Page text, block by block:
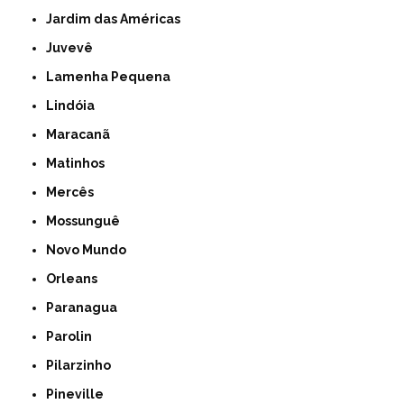
Jardim das Américas
Juvevê
Lamenha Pequena
Lindóia
Maracanã
Matinhos
Mercês
Mossunguê
Novo Mundo
Orleans
Paranagua
Parolin
Pilarzinho
Pineville